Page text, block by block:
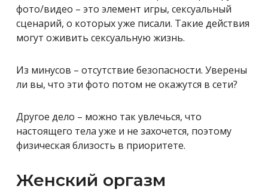
фото/видео – это элемент игры, сексуальный
сценарий, о которых уже писали. Такие действия
могут оживить сексуальную жизнь.
Из минусов – отсутствие безопасности. Уверены
ли вы, что эти фото потом не окажутся в сети?
Другое дело – можно так увлечься, что
настоящего тела уже и не захочется, поэтому
физическая близость в приоритете.
Женский оргазм